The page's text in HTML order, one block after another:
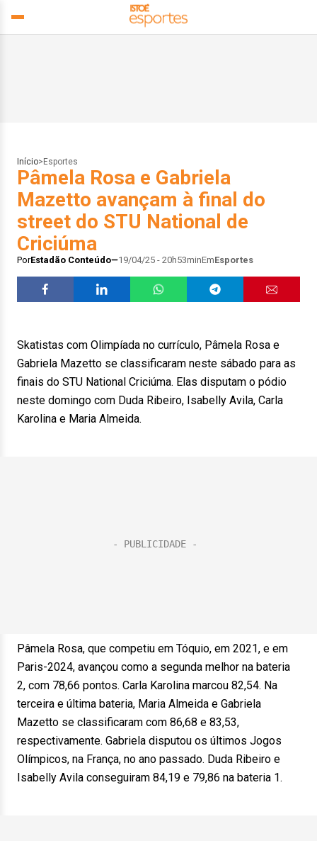
Início> Esportes
Pâmela Rosa e Gabriela
Mazetto avançam à final do
street do STU National de
Criciúma
PorEstadão Conteúdo 19/04/25 - 20h53minEmEsportes
Skatistas com Olimpíada no currículo, Pâmela Rosa e
Gabriela Mazetto se classificaram neste sábado para as
finais do STU National Criciúma. Elas disputam o pódio
neste domingo com Duda Ribeiro, Isabelly Avila, Carla
Karolina e Maria Almeida.
Pâmela Rosa, que competiu em Tóquio, em 2021, e em
Paris-2024, avançou como a segunda melhor na bateria
2, com 78,66 pontos. Carla Karolina marcou 82,54. Na
terceira e última bateria, Maria Almeida e Gabriela
Mazetto se classificaram com 86,68 e 83,53,
respectivamente. Gabriela disputou os últimos Jogos
Olímpicos, na França, no ano passado. Duda Ribeiro e
Isabelly Avila conseguiram 84,19 e 79,86 na bateria 1.